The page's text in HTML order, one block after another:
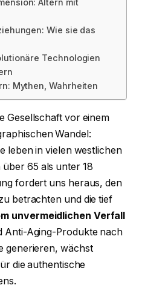
Altern mit
Wie sie das
Technologien
Mythen, Wahrheiten
Gesellschaft vor einem
Wandel:
leben in vielen westlichen
65 als unter 18
fordert uns heraus, den
betrachten und die tief
unvermeidlichen Verfall
Anti-Aging-Produkte nach
generieren, wächst
die authentische